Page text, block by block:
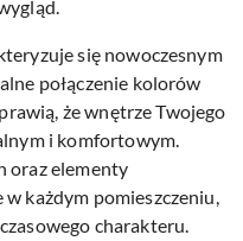
się nowoczesnym
połączenie kolorów
że wnętrze Twojego
i komfortowym.
oraz elementy
każdym pomieszczeniu,
charakteru.